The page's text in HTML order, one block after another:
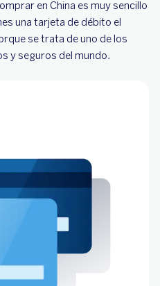
en China es muy sencillo
una tarjeta de débito el
se trata de uno de los
y seguros del mundo.